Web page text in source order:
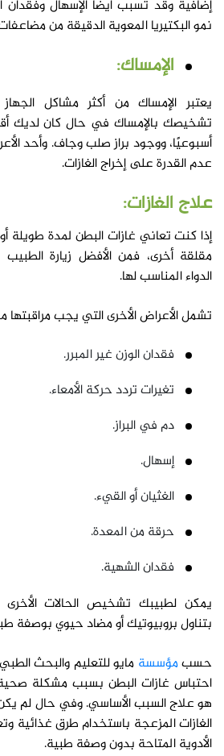
إضافية وقد تسبب أيضًا الإسهال وفقدان
نمو البكتيريا المعوية الدقيقة من
الإمساك:
يعتبر الإمساك من أكثر مشاكل
تشخيصك بالإمساك في حال كان لديك
أسبوعيًا، ووجود براز صلب وجاف. وأحد
عدم القدرة على إخراج الغازات.
علاج الغازات:
إذا كنت تعاني غازات البطن لمدة طويلة
مقلقة أخرى، فمن الأفضل زيارة
الدواء المناسب لها.
تشمل الأعراض الأخرى التي يجب مراقبتها
فقدان الوزن غير المبرر.
تغيرات تردد حركة الأمعاء.
دم في البراز.
إسهال.
الغثيان أو القيء.
حرقة من المعدة.
فقدان الشهية.
يمكن لطبيبك تشخيص الحالات
بتناول بروبيوتيك أو مضاد حيوي بوصفة
حسبمؤسسة مايو للتعليم والبحث
احتباس غازات البطن بسبب مشكلة
هو علاج السبب الأساسي. وفي حال لم يكن
الغازات المزعجة باستخدام طرق غذائية
الأدوية المتاحة بدون وصفة طبية.